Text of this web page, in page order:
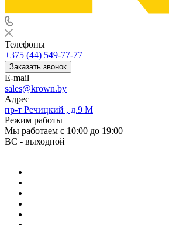
Телефоны
+375 (44) 549-77-77
Заказать звонок
E-mail
sales@krown.by
Адрес
пр-т Речицкий , д.9 М
Режим работы
Мы работаем с 10:00 до 19:00
ВС - выходной